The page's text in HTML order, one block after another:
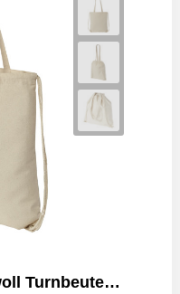
Eliza 240 g/m² Baumwoll Turnbeutel 6L